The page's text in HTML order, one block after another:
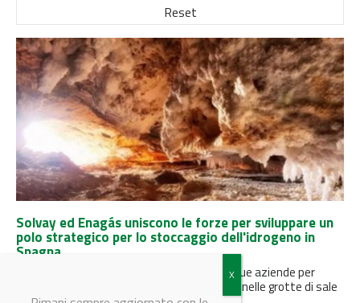
Reset
Solvay ed Enagás uniscono le forze per sviluppare un
polo strategico per lo stoccaggio dell'idrogeno in
Spagna
Firmato un accordo di collaborazione fra le due aziende per
consentire lo stoccaggio sicuro dell'idrogeno nelle grotte di sale